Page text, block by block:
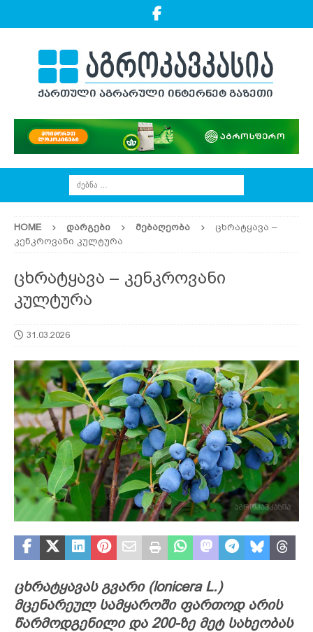
HOME ᲓᲐᲠᲒᲔᲑᲘ ᲛᲔᲑᲐᲦᲔᲝᲑᲐ
ცხრატყავა –
კენკროვანი კულტურა
ცხრატყავა – კენკროვანი
კულტურა
31.03.2026
ცხრატყავას გვარი (lonicera L.)
მცენარეულ სამყაროში ფართოდ არის
წარმოდგენილი და 200-ზე მეტ სახეობას